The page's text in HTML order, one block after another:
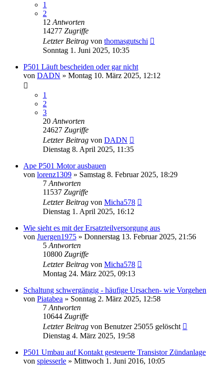
1
2
12 Antworten
14277 Zugriffe
Letzter Beitrag von thomasgutschi
Sonntag 1. Juni 2025, 10:35
P501 Läuft bescheiden oder gar nicht
von DADN » Montag 10. März 2025, 12:12
1
2
3
20 Antworten
24627 Zugriffe
Letzter Beitrag von DADN
Dienstag 8. April 2025, 11:35
Ape P501 Motor ausbauen
von lorenz1309 » Samstag 8. Februar 2025, 18:29
7 Antworten
11537 Zugriffe
Letzter Beitrag von Micha578
Dienstag 1. April 2025, 16:12
Wie sieht es mit der Ersatzteilversorgung aus
von Juergen1975 » Donnerstag 13. Februar 2025, 21:56
5 Antworten
10800 Zugriffe
Letzter Beitrag von Micha578
Montag 24. März 2025, 09:13
Schaltung schwergängig - häufige Ursachen- wie Vorgehen
von Piatabea » Sonntag 2. März 2025, 12:58
7 Antworten
10644 Zugriffe
Letzter Beitrag von Benutzer 25055 gelöscht
Dienstag 4. März 2025, 19:58
P501 Umbau auf Kontakt gesteuerte Transistor Zündanlage
von spiesserle » Mittwoch 1. Juni 2016, 10:05